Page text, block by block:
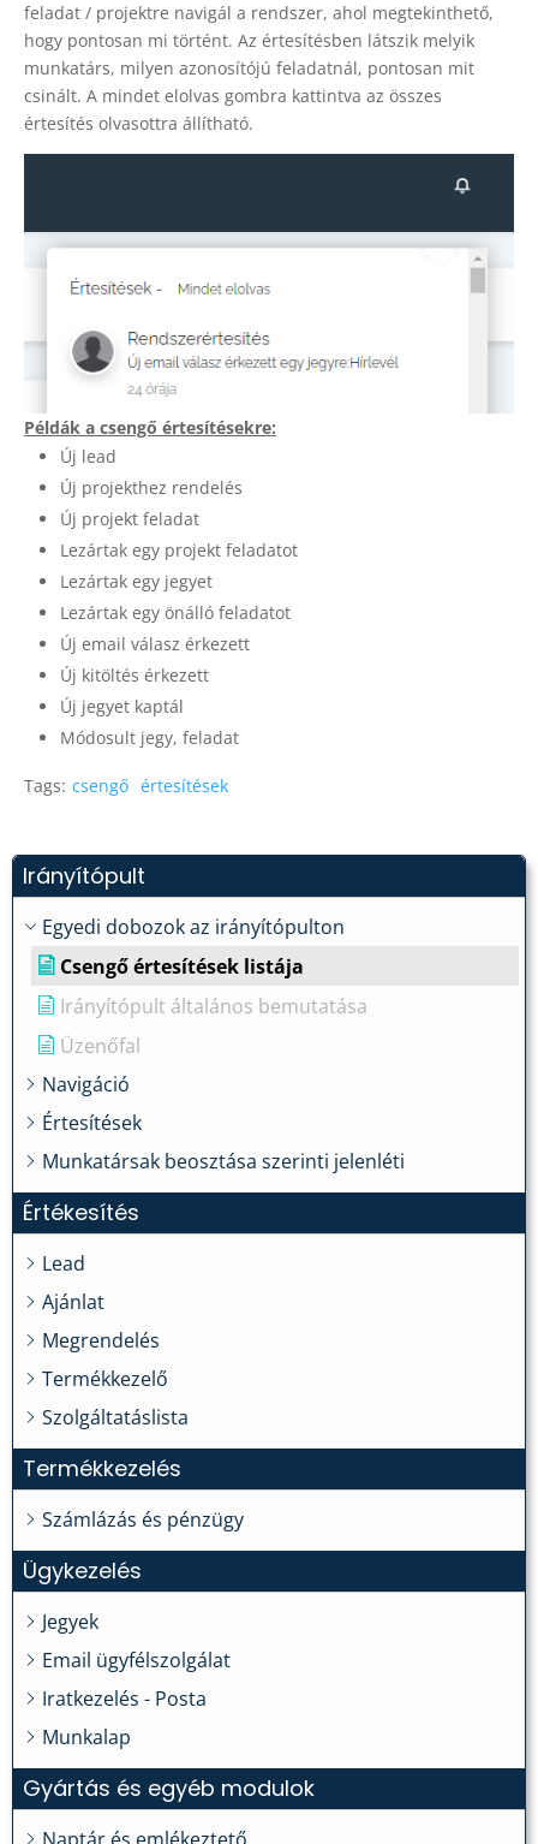
Irányítópult
Egyedi dobozok az irányítópulton
Csengő értesítések listája
Irányítópult általános bemutatása
Üzenőfal
Navigáció
Értesítések
Munkatársak beosztása szerinti jelenléti
Értékesítés
Lead
Ajánlat
Megrendelés
Termékkezelő
Szolgáltatáslista
Termékkezelés
Számlázás és pénzügy
Ügykezelés
Jegyek
Email ügyfélszolgálat
Iratkezelés - Posta
Munkalap
Gyártás és egyéb modulok
feladat / projektre navigál a rendszer, ahol megtekinthető,
hogy pontosan mi történt. Az értesítésben látszik melyik
munkatárs, milyen azonosítójú feladatnál, pontosan mit
csinált. A mindet elolvas gombra kattintva az összes
értesítés olvasottra állítható.
Példák a csengő értesítésekre:
Új lead
Új projekthez rendelés
Új projekt feladat
Lezártak egy projekt feladatot
Lezártak egy jegyet
Lezártak egy önálló feladatot
Új email válasz érkezett
Új kitöltés érkezett
Új jegyet kaptál
Módosult jegy, feladat
Tags: csengő értesítések